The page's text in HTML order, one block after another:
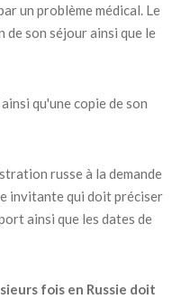
un problème médical. Le
de son séjour ainsi que le
qu'une copie de son
russe à la demande
invitante qui doit préciser
ainsi que les dates de
fois en Russie doit